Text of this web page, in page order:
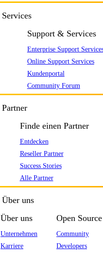
Services
Support & Services
Enterprise Support
Online Support Services
Kundenportal
Community Forum
Partner
Finde einen Partner
Entdecken
Reseller Partner
Success Stories
Alle Partner
Über uns
Über uns
Unternehmen
Karriere
Open Source
Community
Developers